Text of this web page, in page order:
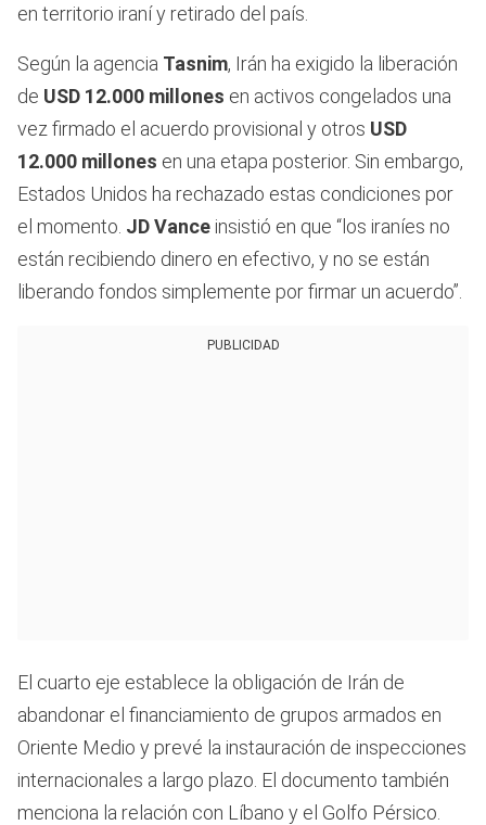
en territorio iraní y retirado del país.
Según la agencia Tasnim, Irán ha exigido la liberación
de USD 12.000 millones en activos congelados una
vez firmado el acuerdo provisional y otros USD
12.000 millones en una etapa posterior. Sin embargo,
Estados Unidos ha rechazado estas condiciones por
el momento. JD Vance insistió en que “los iraníes no
están recibiendo dinero en efectivo, y no se están
liberando fondos simplemente por firmar un acuerdo”.
PUBLICIDAD
El cuarto eje establece la obligación de Irán de
abandonar el financiamiento de grupos armados en
Oriente Medio y prevé la instauración de inspecciones
internacionales a largo plazo. El documento también
menciona la relación con Líbano y el Golfo Pérsico.